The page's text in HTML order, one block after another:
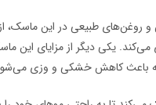
و روغن‌های طبیعی در این ماسک،
یکی دیگر از مزایای این
باعث کاهش خشکی و وزی